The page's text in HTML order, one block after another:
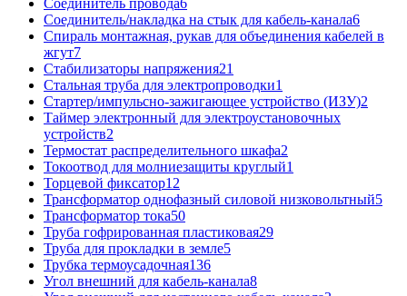
Соединитель/накладка на стык для кабель-канала6
Спираль монтажная, рукав для объединения кабелей в
жгут7
Стабилизаторы напряжения21
Стальная труба для электропроводки1
Стартер/импульсно-зажигающее устройство (ИЗУ)2
Таймер электронный для электроустановочных
устройств2
Термостат распределительного шкафа2
Токоотвод для молниезащиты круглый1
Торцевой фиксатор12
Трансформатор однофазный силовой низковольтный5
Трансформатор тока50
Труба гофрированная пластиковая29
Труба для прокладки в земле5
Трубка термоусадочная136
Угол внешний для кабель-канала8